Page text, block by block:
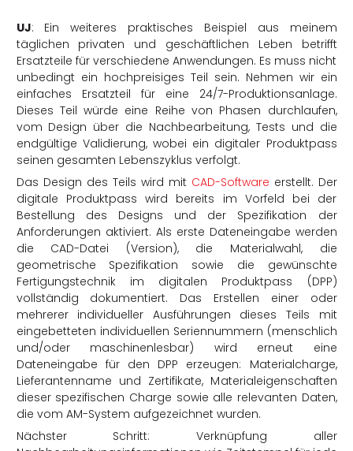
UJ: Ein weiteres praktisches Beispiel aus meinem
täglichen privaten und geschäftlichen Leben betrifft
Ersatzteile für verschiedene Anwendungen. Es muss nicht
unbedingt ein hochpreisiges Teil sein. Nehmen wir ein
einfaches Ersatzteil für eine 24/7-Produktionsanlage.
Dieses Teil würde eine Reihe von Phasen durchlaufen,
vom Design über die Nachbearbeitung, Tests und die
endgültige Validierung, wobei ein digitaler Produktpass
seinen gesamten Lebenszyklus verfolgt.
Das Design des Teils wird mit CAD-Software erstellt. Der
digitale Produktpass wird bereits im Vorfeld bei der
Bestellung des Designs und der Spezifikation der
Anforderungen aktiviert. Als erste Dateneingabe werden
die CAD-Datei (Version), die Materialwahl, die
geometrische Spezifikation sowie die gewünschte
Fertigungstechnik im digitalen Produktpass (DPP)
vollständig dokumentiert. Das Erstellen einer oder
mehrerer individueller Ausführungen dieses Teils mit
eingebetteten individuellen Seriennummern (menschlich
und/oder maschinenlesbar) wird erneut eine
Dateneingabe für den DPP erzeugen: Materialcharge,
Lieferantenname und Zertifikate, Materialeigenschaften
dieser spezifischen Charge sowie alle relevanten Daten,
die vom AM-System aufgezeichnet wurden.
Nächster Schritt: Verknüpfung aller